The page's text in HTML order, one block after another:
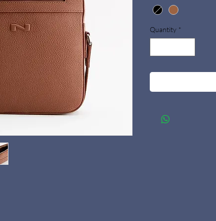
Quantity *